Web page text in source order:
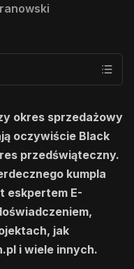
okres sprzedażowy
oczywiście Black
przedświąteczny.
kumpla
eskpertem E-
jak
i wiele innych.